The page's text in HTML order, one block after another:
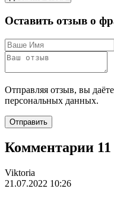
Оставить отзыв о
Отправляя отзыв, вы
персональных данных.
Отправить
Комментарии 11
Viktoria
21.07.2022 10:26